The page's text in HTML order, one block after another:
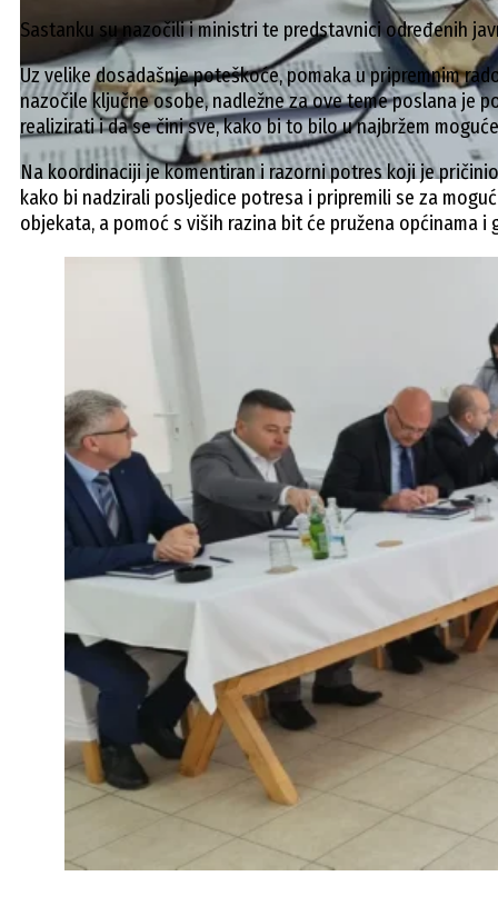
Sastanku su nazočili i ministri te predstavnici određenih
Uz velike dosadašnje poteškoće, pomaka u pripremnim
nazočile ključne osobe, nadležne za ove teme poslana je
realizirati i da se čini sve, kako bi to bilo u najbržem
Na koordinaciji je komentiran i razorni potres koji je
kako bi nadzirali posljedice potresa i pripremili se za
objekata, a pomoć s viših razina bit će pružena općinama